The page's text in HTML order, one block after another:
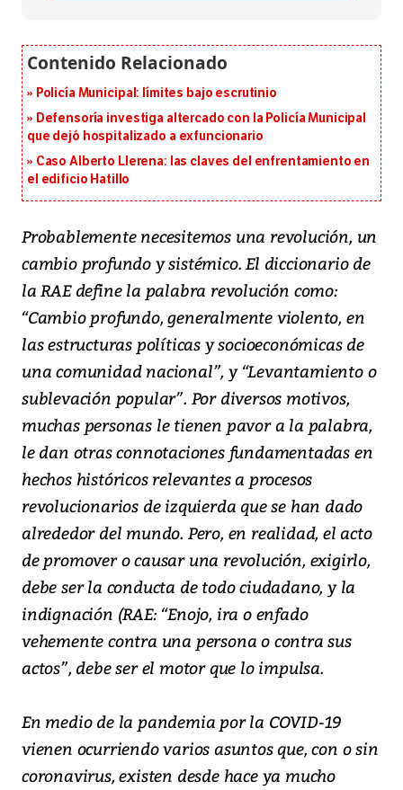
Policía Municipal: límites bajo escrutinio
Defensoría investiga altercado con la Policía Municipal
que dejó hospitalizado a exfuncionario
Caso Alberto Llerena: las claves del enfrentamiento en
el edificio Hatillo
Probablemente necesitemos una revolución, un
cambio profundo y sistémico. El diccionario de
la RAE define la palabra revolución como:
“Cambio profundo, generalmente violento, en
las estructuras políticas y socioeconómicas de
una comunidad nacional”, y “Levantamiento o
sublevación popular”. Por diversos motivos,
muchas personas le tienen pavor a la palabra,
le dan otras connotaciones fundamentadas en
hechos históricos relevantes a procesos
revolucionarios de izquierda que se han dado
alrededor del mundo. Pero, en realidad, el acto
de promover o causar una revolución, exigirlo,
debe ser la conducta de todo ciudadano, y la
indignación (RAE: “Enojo, ira o enfado
vehemente contra una persona o contra sus
actos”, debe ser el motor que lo impulsa.
En medio de la pandemia por la COVID-19
vienen ocurriendo varios asuntos que, con o sin
coronavirus, existen desde hace ya mucho